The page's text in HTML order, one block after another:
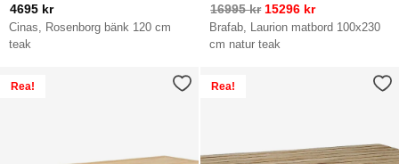
Cinas, Rosenborg bänk 120 cm
teak
4695 kr
Brafab, Laurion matbord 100x230
cm natur teak
16995kr 15296 kr
Rea! Rea!